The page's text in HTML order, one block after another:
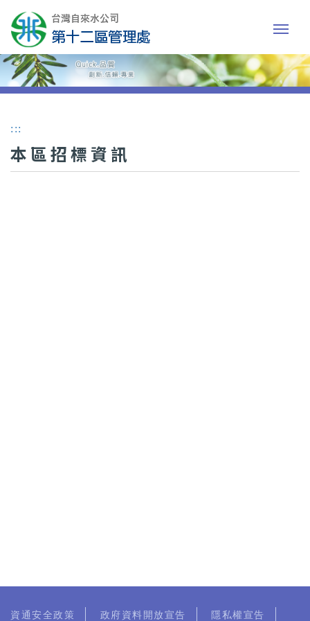
:::
本區招標資訊
資通安全政策 政府資料開放宣告 隱私權宣告